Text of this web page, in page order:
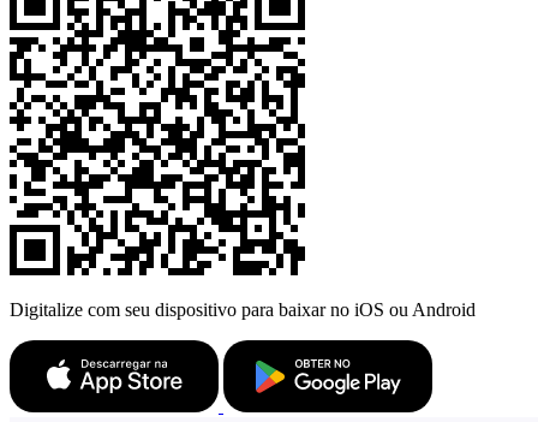
Digitalize com seu dispositivo para baixar no iOS ou Android